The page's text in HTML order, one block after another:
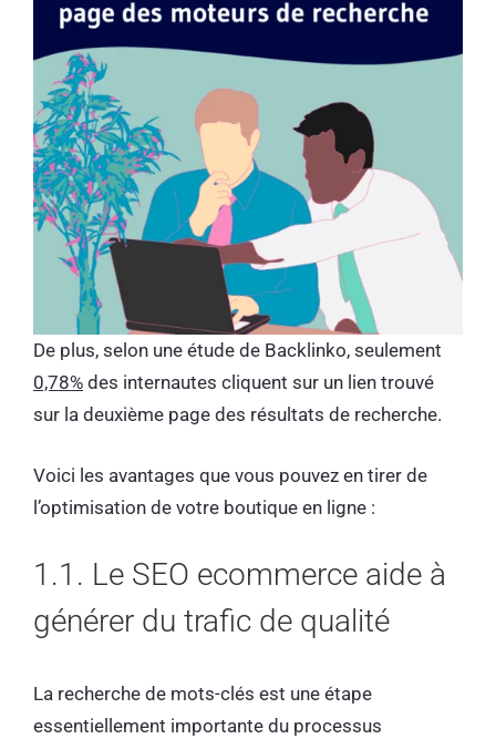
De plus, selon une étude de Backlinko, seulement
0,78% des internautes cliquent sur un lien trouvé
sur la deuxième page des résultats de recherche.
Voici les avantages que vous pouvez en tirer de
l’optimisation de votre boutique en ligne :
1.1. Le SEO ecommerce aide à
générer du trafic de qualité
La recherche de mots-clés est une étape
essentiellement importante du processus